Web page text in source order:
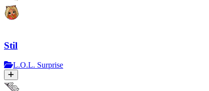
Stil
L.O.L. Surprise